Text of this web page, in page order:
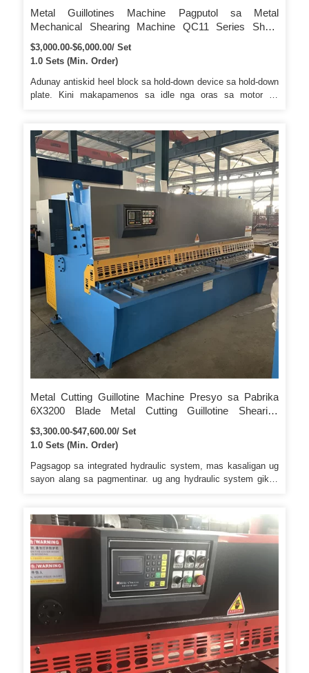
Metal Guillotines Machine Pagputol sa Metal
Mechanical Shearing Machine QC11 Series Sheet
Metal Plate Guillotines Shear Machine True-cut
Electrical Mechanical Cutting Machine
$3,000.00-$6,000.00/ Set
1.0 Sets (Min. Order)
Adunay antiskid heel block sa hold-down device sa hold-down
plate. Kini makapamenos sa idle nga oras sa motor ug
timbangan.
Metal Cutting Guillotine Machine Presyo sa Pabrika
6X3200 Blade Metal Cutting Guillotine Shearing
Machine Uban sa ESTUN E21s
$3,300.00-$47,600.00/ Set
1.0 Sets (Min. Order)
Pagsagop sa integrated hydraulic system, mas kasaligan ug
sayon alang sa pagmentinar. ug ang hydraulic system gikan
sayon alang sa pag-adjust, Light alignment device.